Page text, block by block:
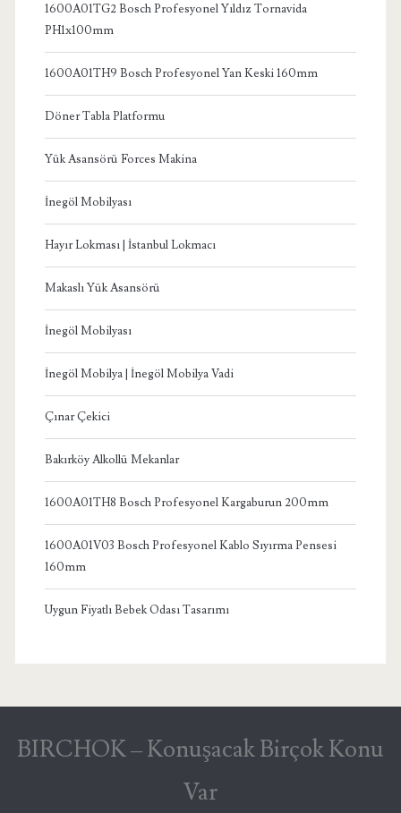
1600A01TG2 Bosch Profesyonel Yıldız Tornavida
PH1x100mm
1600A01TH9 Bosch Profesyonel Yan Keski 160mm
Döner Tabla Platformu
Yük Asansörü Forces Makina
İnegöl Mobilyası
Hayır Lokması | İstanbul Lokmacı
Makaslı Yük Asansörü
İnegöl Mobilyası
İnegöl Mobilya | İnegöl Mobilya Vadi
Çınar Çekici
Bakırköy Alkollü Mekanlar
1600A01TH8 Bosch Profesyonel Kargaburun 200mm
1600A01V03 Bosch Profesyonel Kablo Sıyırma Pensesi
160mm
Uygun Fiyatlı Bebek Odası Tasarımı
BIRCHOK – Konuşacak Birçok Konu
Var